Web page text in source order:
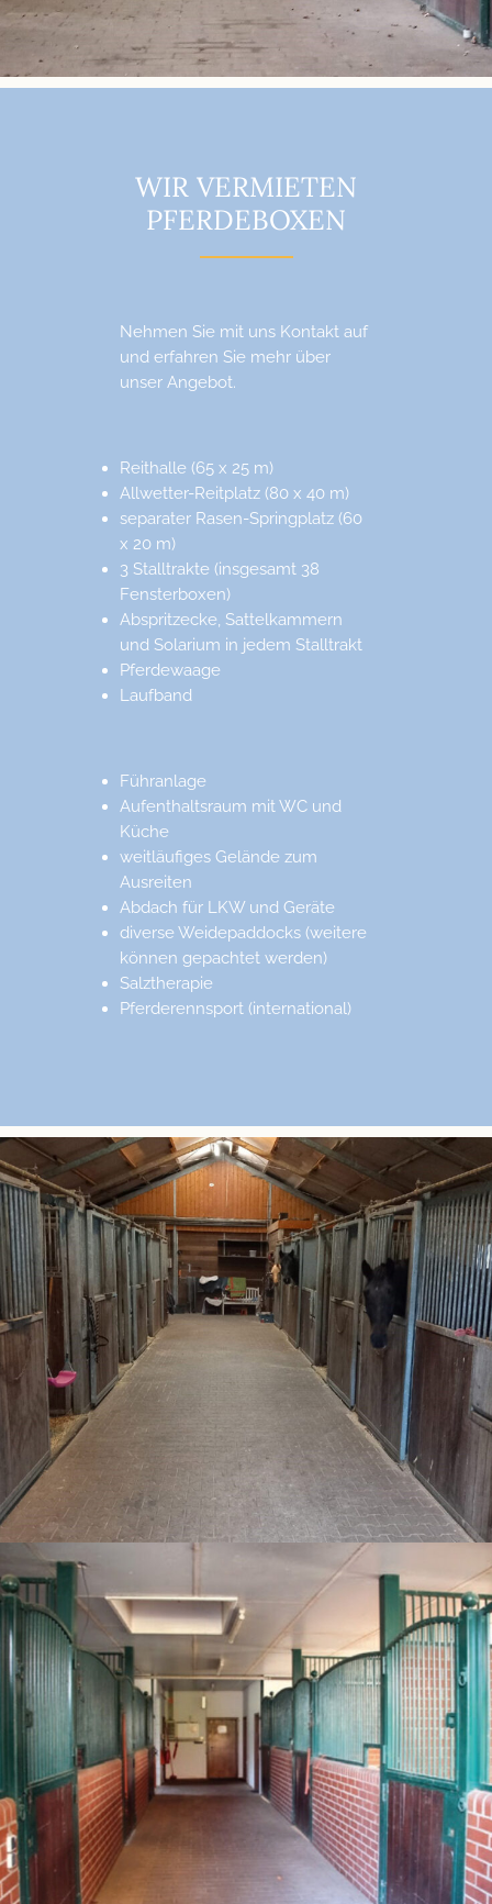
WIR VERMIETEN
PFERDEBOXEN
Nehmen Sie mit uns Kontakt auf
und erfahren Sie mehr über
unser Angebot.
Reithalle (65 x 25 m)
Allwetter-Reitplatz (80 x 40 m)
separater Rasen-Springplatz (60
x 20 m)
3 Stalltrakte (insgesamt 38
Fensterboxen)
Abspritzecke, Sattelkammern
und Solarium in jedem Stalltrakt
Pferdewaage
Laufband
Führanlage
Aufenthaltsraum mit WC und
Küche
weitläufiges Gelände zum
Ausreiten
Abdach für LKW und Geräte
diverse Weidepaddocks (weitere
können gepachtet werden)
Salztherapie
Pferderennsport (international)